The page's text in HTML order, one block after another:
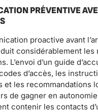
PRÉVENTIVE
proactive avant
considérablement les
L’envoi d’un guide
d’accès, les
et les recommandations
de gagner en
contenir les contacts